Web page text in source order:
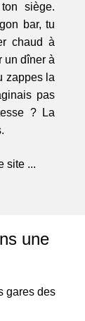
siège.
bar, tu
chaud à
un dîner à
zappes la
pas
? La
site ...
une
gares des